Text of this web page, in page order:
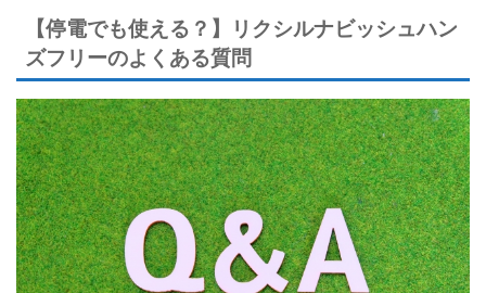
【停電でも使える？】リクシルナビッシュハン
ズフリーのよくある質問